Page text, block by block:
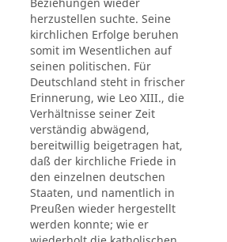
herzustellen suchte. Seine
kirchlichen Erfolge beruhen
somit im Wesentlichen auf
seinen politischen. Für
Deutschland steht in frischer
Erinnerung, wie Leo XIII., die
Verhältnisse seiner Zeit
verständig abwägend,
bereitwillig beigetragen hat,
daß der kirchliche Friede in
den einzelnen deutschen
Staaten, und namentlich in
Preußen wieder hergestellt
werden konnte; wie er